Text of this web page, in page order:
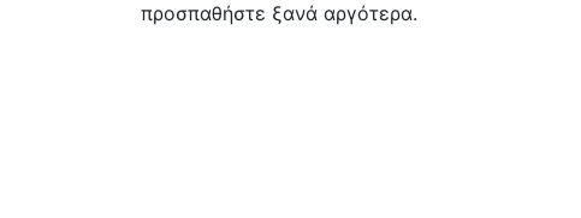
προσπαθήστε ξανά αργότερα.